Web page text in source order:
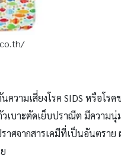
วามเสี่ยงโรค SIDS หรือโ
เบาะตัดเย็บปราณีต มีความ
าศจากสารเคมีที่เป็นอันตรา